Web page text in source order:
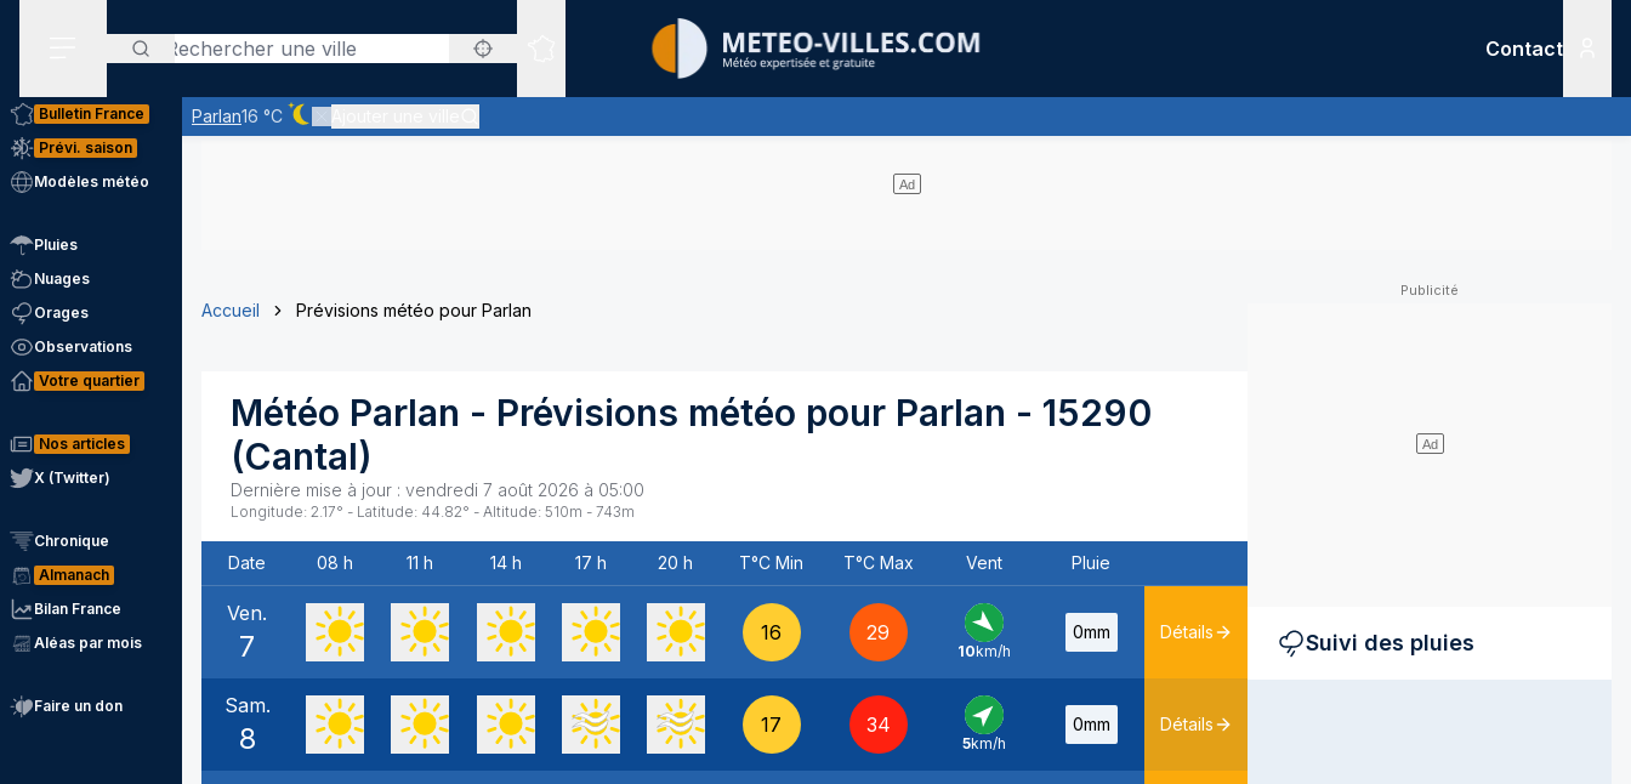
Rechercher
Sites expertis&eacute;s
Contact
Parlan16 °C
Ciel dégagé - quasiment pas de nuages
Bulletin France
Prévi. saison
Modèles météo
Pluies
Nuages
Orages
Observations
Votre quartier
Nos articles
X (Twitter)
Chronique
Almanach
Bilan France
Aléas par mois
Faire un don
Accueil Prévisions météo pour Parlan
Météo Parlan - Prévisions météo pour Parlan - 15290
(Cantal)
Dernière mise à jour : vendredi 7 août 2026 à 05:00
Longitude: 2.17° - Latitude: 44.82° - Altitude: 510m - 743m
Date 08 h 11 h 14 h 17 h 20 h T°C Min T°C Max Vent Pluie
Ven.
7 16 29
NO -
10km/h
0mm Détails
Sam.
8 17 34
SO
5km/h
0mm Détails
Suivi des pluies